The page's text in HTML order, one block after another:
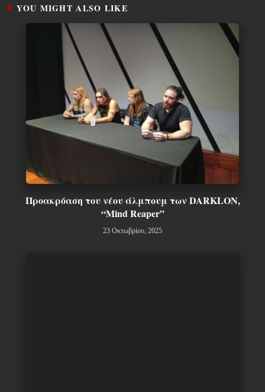
YOU MIGHT ALSO LIKE
Προακρόαση του νέου άλμπουμ των DARKLON,
“Mind Reaper”
23 Οκτωβρίου, 2025